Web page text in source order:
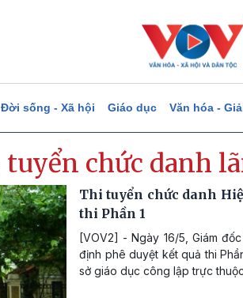
Đời sống - Xã hội Giáo dục Văn hóa -
tuyển chức danh
Thi tuyển chức danh
thi Phần 1
[VOV2] - Ngày 16/5, Giám
định phê duyệt kết quả thi
sở giáo dục công lập trực